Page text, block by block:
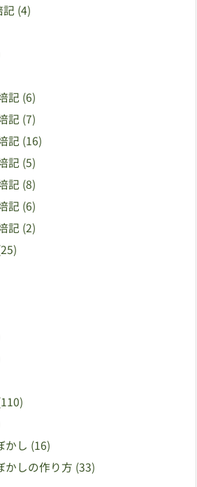
記 (4)
記 (6)
記 (7)
記 (16)
記 (5)
記 (8)
記 (6)
記 (2)
かし (16)
かしの作り方 (33)